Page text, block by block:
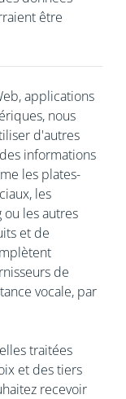
être
applications
nous
d'autres
informations
les plates-
les
les autres
et de
de
vocale, par
traitées
et des tiers
recevoir